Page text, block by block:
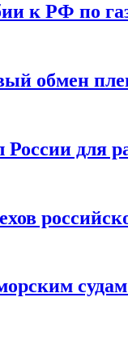
к РФ по
обмен
для